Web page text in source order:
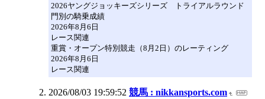
2026ヤングジョッキーズシリーズ トライアルラウンド
門別の騎乗成績
2026年8月6日
レース関連
重賞・オープン特別競走（8月2日）のレーティング
2026年8月6日
レース関連
2026/08/03 19:59:52 競馬 : nikkansports.com